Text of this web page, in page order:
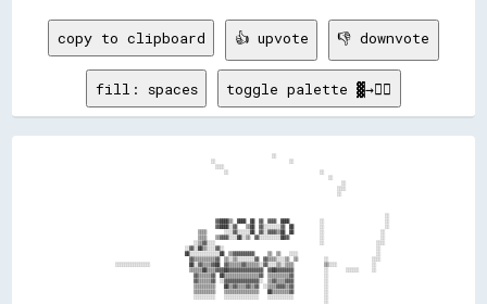
copy to clipboard 👍 upvote 👎 downvote
fill: spaces toggle palette ▓→✊🏽
                                                      ▓▓████▒▒  ████  ██  ▓▓  ▓▓▓▓  ████              ░░                            ░░
                                                      ▓▓████░░▓▓    ▒▒██  ▓▓░░░░░░░░▓▓  ██            ░░                            ░░
                                              ▒▒▒▒        ░░░░▓▓░░░░░░██  ▓▓░░▓▓▓▓▒▒██  ██            ░░                          ░░
                                              ▒▒▒▒    ▒▒▓▓▓▓░░░░██░░▒▒  ▓▓░░░░░░░░░░██▓▓              ░░                          ░░
                                            ░░▒▒▓▓░░░░                                                ░░                        ░░░░
                                        ░░▓▓░░██▒▒░░░░▓▓░░                                                                      ░░
                                        ██░░░░░░░░░░░░░░██  ▒▒▓▓▓▓▓▓▓▓▓▓      ▒▒  ▒▒    ░░░░                                    ░░
                                          ▓▓▒▒▒▒▒▒▒▒▒▒▓▓  ▒▒░░▒▒░░░░░░░░▓▓  ▓▓▒▒▒▒░░░░▒▒  ▒▒            ░░                    ░░░░
        ░░░░░░░░░░░░░░░░                  ██░░▓▓▒▒▒▒▓▓██  ▓▓▒▒▒▒▒▒▓▓▒▒▒▒▒▒░░▓▓░░░░▒▒░░▒▒▒▒              ▒▒░░░░                ░░
                                          ▒▒▒▒▒▒██▒▒▒▒▓▓▓▓██▓▓▓▓▓▓▓▓▓▓▓▓▓▓▓▓  ▓▓██▓▓▓▓▓▓▓▓              ░░        ░░░░░░      ░░
                                            ▓▓▒▒▒▒▒▒▓▓  ██▒▒▒▒▒▒▒▒▒▒▒▒▒▒▒▒▓▓  ▒▒▒▒▒▒▒▒▒▒▓▓              ░░
                                            ▓▓▒▒▒▒▒▒▓▓  ░░▓▓▓▓▓▓▓▓▓▓▓▓▓▓▓▓░░  ▒▒▓▓▒▒▒▒▓▓▓▓              ░░
                                            ▒▒▒▒▒▒▒▒▒▒    ██▒▒▓▓▒▒▒▒▓▓▒▒▓▓  ░░▒▒▒▒▓▓▓▓▒▒▓▓              ░░
                                            ▒▒▒▒▒▒▒▒▒▒    ▒▒▒▒▒▒▒▒▒▒▒▒▒▒▒▒    ██▒▒▒▒▒▒▒▒▓▓              ░░